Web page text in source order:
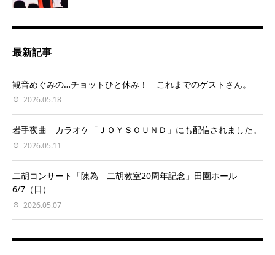
最新記事
観音めぐみの…チョットひと休み！ これまでのゲストさん。
2026.05.18
岩手夜曲 カラオケ「ＪＯＹＳＯＵＮＤ」にも配信されました。
2026.05.11
二胡コンサート「陳為 二胡教室20周年記念」田園ホール
6/7（日）
2026.05.07